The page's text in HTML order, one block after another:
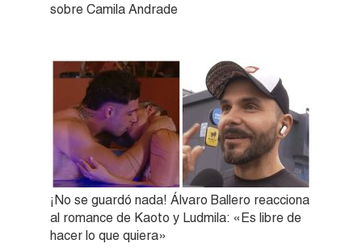
sobre Camila Andrade
¡No se guardó nada! Álvaro Ballero reacciona
al romance de Kaoto y Ludmila: «Es libre de
hacer lo que quiera»